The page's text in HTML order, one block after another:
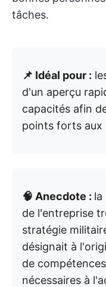
tâches.
📌 Idéal pour :
d'un aperçu
capacités afin
points forts aux
🧠 Anecdote : la
de l'entreprise
stratégie
désignait à
de
nécessaires à